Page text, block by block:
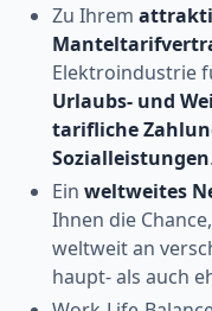
Zu Ihrem
Elektroindustrie
Urlaubs- und
tarifliche
Sozialleistungen.
Ein weltweites
Ihnen die
weltweit an
haupt- als auch